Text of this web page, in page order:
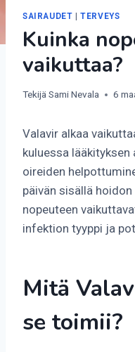
SAIRAUDET |TERVEYS
Kuinka
vaikuttaa?
Tekijä Sami Nevala 6
Valavir alkaa
kuluessa
oireiden
päivän sisällä
nopeuteen
infektion tyyppi ja
Mitä
se toimii?